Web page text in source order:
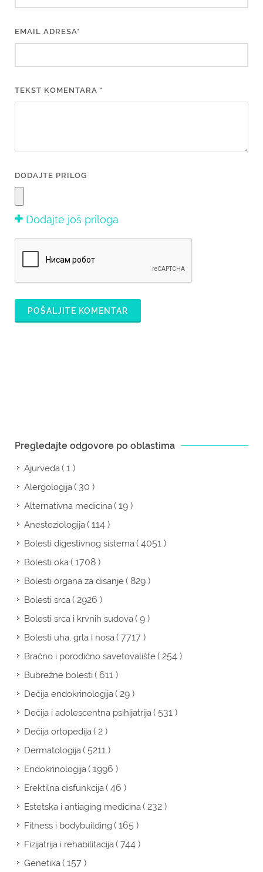
EMAIL ADRESA*
TEKST KOMENTARA *
DODAJTE PRILOG
Dodajte još priloga
POŠALJITE KOMENTAR
Pregledajte odgovore po oblastima
Ajurveda( 1 )
Alergologija( 30 )
Alternativna medicina( 19 )
Anesteziologija( 114 )
Bolesti digestivnog sistema( 4051 )
Bolesti oka( 1708 )
Bolesti organa za disanje( 829 )
Bolesti srca( 2926 )
Bolesti srca i krvnih sudova( 9 )
Bolesti uha, grla i nosa( 7717 )
Bračno i porodično savetovalište( 254 )
Bubrežne bolesti( 611 )
Dečija endokrinologija( 29 )
Dečija i adolescentna psihijatrija( 531 )
Dečija ortopedija( 2 )
Dermatologija( 5211 )
Endokrinologija( 1996 )
Erektilna disfunkcija( 46 )
Estetska i antiaging medicina( 232 )
Fitness i bodybuilding( 165 )
Fizijatrija i rehabilitacija( 744 )
Genetika( 157 )